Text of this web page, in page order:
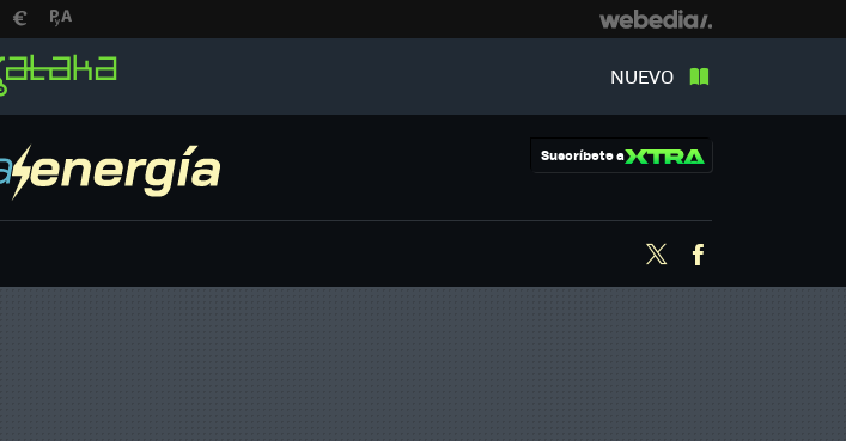
NUEVO
Suscríbete a
Twitter